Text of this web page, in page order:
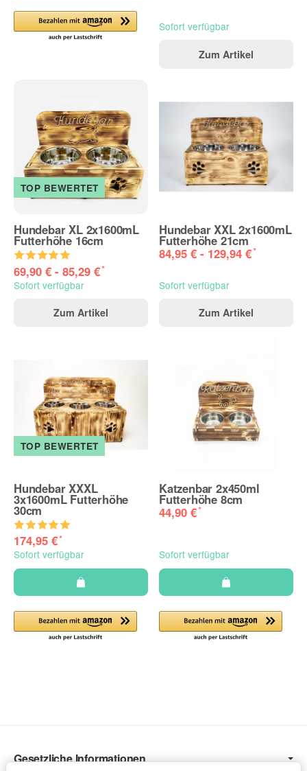
Sofort verfügbar
Zum Artikel
TOP BEWERTET
Hundebar XL 2x1600mL
Futterhöhe 16cm
69,90 € - 85,29 €*
Sofort verfügbar
Zum Artikel
Hundebar XXL 2x1600mL
Futterhöhe 21cm
84,95 € - 129,94 €*
Sofort verfügbar
Zum Artikel
TOP BEWERTET
Hundebar XXXL
3x1600mL Futterhöhe
30cm
174,95 €*
Sofort verfügbar
Katzenbar 2x450ml
Futterhöhe 8cm
44,90 €*
Sofort verfügbar
Gesetzliche Informationen